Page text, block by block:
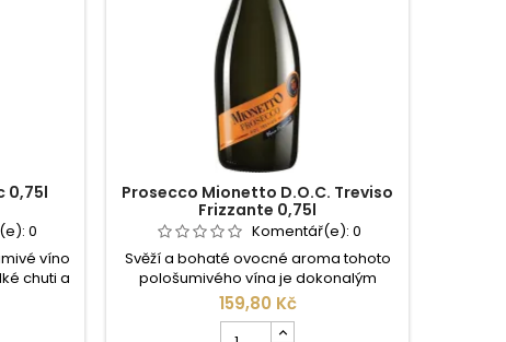
0,75l
0
víno
chuti a
vůně.
České
Prosecco Mionetto D.O.C. Treviso
Frizzante 0,75l
Komentář(e): 0
Svěží a bohaté ovocné aroma tohoto
pološumivého vína je dokonalým
výrazem stylu Mionetto. Barva světle
slámově žlutá, se zelenkavými odlesky.
Buket vistárie, typické aroma odrůdy
159,80 Kč